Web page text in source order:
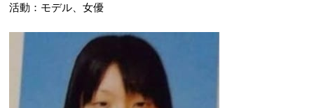
活動：モデル、女優